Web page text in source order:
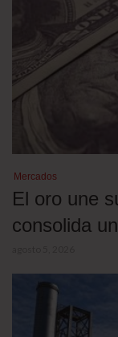
Mercados
El oro une
consolida